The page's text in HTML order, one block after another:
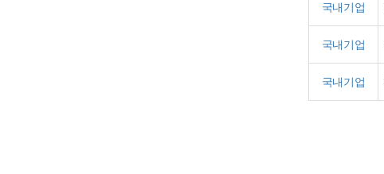
국내기업
국내기업
국내기업